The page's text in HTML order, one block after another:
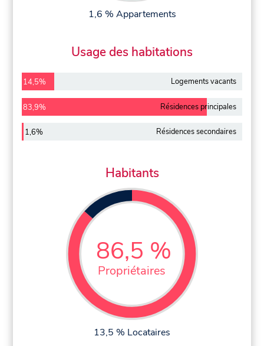
1,6 % Appartements
Usage des habitations
14,5% Logements vacants
83,9% Résidences principales
1,6% Résidences secondaires
Habitants
86,5 %
Propriétaires
13,5 % Locataires